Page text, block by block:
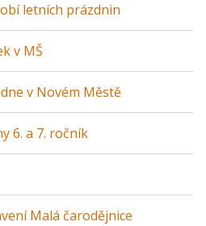
letních prázdnin
v MŠ
v Novém Městě
6. a 7. ročník
Malá čarodějnice